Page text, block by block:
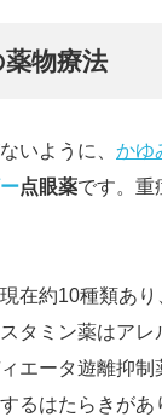
物療法
いように、 かゆ
点眼薬です。重
在約10種類あ
タミン薬はア
エータ遊離抑
るはたらきがあ